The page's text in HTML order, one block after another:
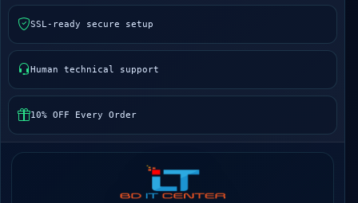
SSL-ready secure setup
Human technical support
10% OFF Every Order